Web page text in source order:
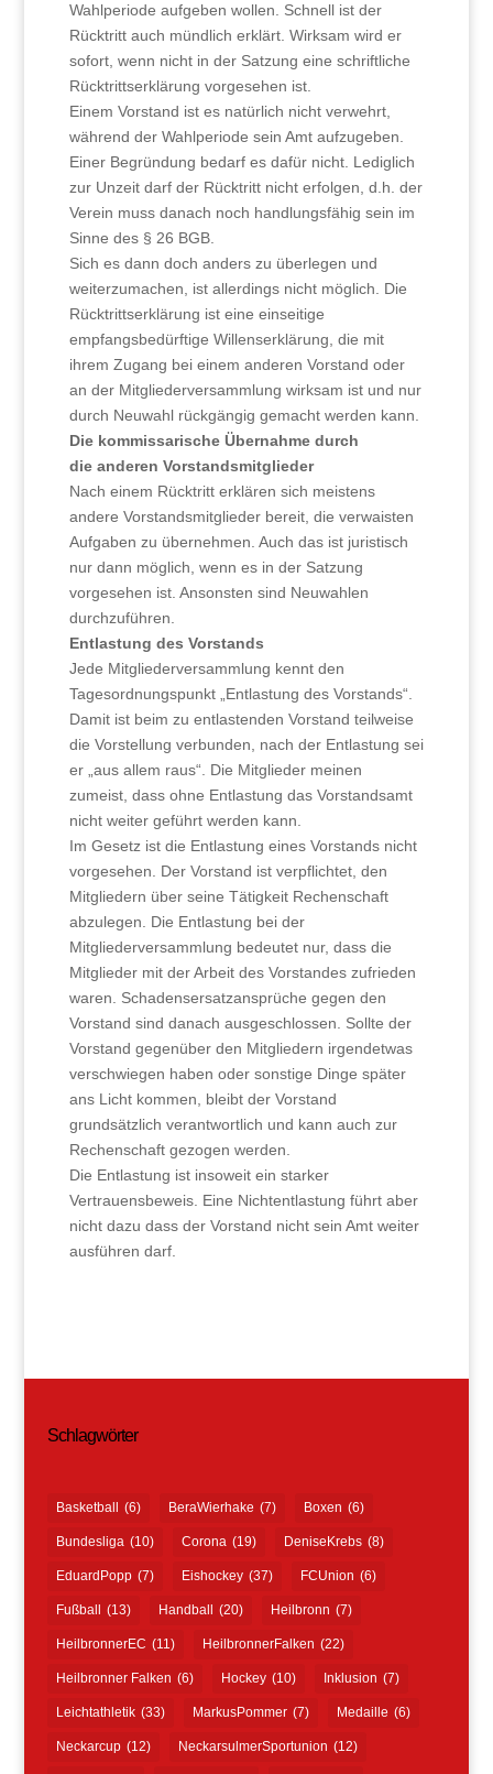
Wahlperiode aufgeben wollen. Schnell ist der
Rücktritt auch mündlich erklärt. Wirksam wird er
sofort, wenn nicht in der Satzung eine schriftliche
Rücktrittserklärung vorgesehen ist.
Einem Vorstand ist es natürlich nicht verwehrt,
während der Wahlperiode sein Amt aufzugeben.
Einer Begründung bedarf es dafür nicht. Lediglich
zur Unzeit darf der Rücktritt nicht erfolgen, d.h. der
Verein muss danach noch handlungsfähig sein im
Sinne des § 26 BGB.
Sich es dann doch anders zu überlegen und
weiterzumachen, ist allerdings nicht möglich. Die
Rücktrittserklärung ist eine einseitige
empfangsbedürftige Willenserklärung, die mit
ihrem Zugang bei einem anderen Vorstand oder
an der Mitgliederversammlung wirksam ist und nur
durch Neuwahl rückgängig gemacht werden kann.
Die kommissarische Übernahme durch
die anderen Vorstandsmitglieder
Nach einem Rücktritt erklären sich meistens
andere Vorstandsmitglieder bereit, die verwaisten
Aufgaben zu übernehmen. Auch das ist juristisch
nur dann möglich, wenn es in der Satzung
vorgesehen ist. Ansonsten sind Neuwahlen
durchzuführen.
Entlastung des Vorstands
Jede Mitgliederversammlung kennt den
Tagesordnungspunkt „Entlastung des Vorstands“.
Damit ist beim zu entlastenden Vorstand teilweise
die Vorstellung verbunden, nach der Entlastung sei
er „aus allem raus“. Die Mitglieder meinen
zumeist, dass ohne Entlastung das Vorstandsamt
nicht weiter geführt werden kann.
Im Gesetz ist die Entlastung eines Vorstands nicht
vorgesehen. Der Vorstand ist verpflichtet, den
Mitgliedern über seine Tätigkeit Rechenschaft
abzulegen. Die Entlastung bei der
Mitgliederversammlung bedeutet nur, dass die
Mitglieder mit der Arbeit des Vorstandes zufrieden
waren. Schadensersatzansprüche gegen den
Vorstand sind danach ausgeschlossen. Sollte der
Vorstand gegenüber den Mitgliedern irgendetwas
verschwiegen haben oder sonstige Dinge später
ans Licht kommen, bleibt der Vorstand
grundsätzlich verantwortlich und kann auch zur
Rechenschaft gezogen werden.
Die Entlastung ist insoweit ein starker
Vertrauensbeweis. Eine Nichtentlastung führt aber
nicht dazu dass der Vorstand nicht sein Amt weiter
ausführen darf.
Schlagwörter
Basketball (6) BeraWierhake (7) Boxen (6)
Bundesliga (10) Corona (19) DeniseKrebs (8)
EduardPopp (7) Eishockey (37) FCUnion (6)
Fußball (13) Handball (20) Heilbronn (7)
HeilbronnerEC (11) HeilbronnerFalken (22)
Heilbronner Falken (6) Hockey (10) Inklusion (7)
Leichtathletik (33) MarkusPommer (7) Medaille (6)
Neckarcup (12) NeckarsulmerSportunion (12)